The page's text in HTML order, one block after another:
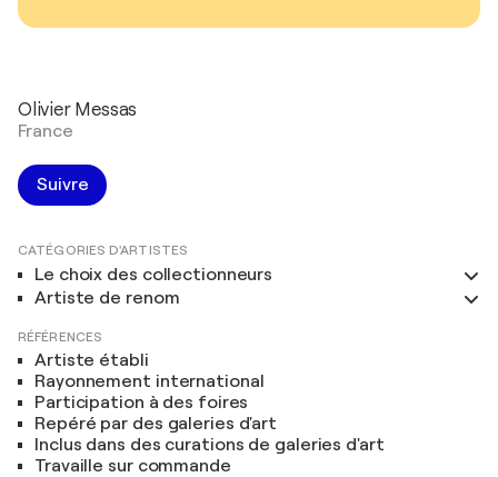
Olivier Messas
France
Suivre
CATÉGORIES D'ARTISTES
Le choix des collectionneurs
Artiste de renom
RÉFÉRENCES
Artiste établi
Rayonnement international
Participation à des foires
Repéré par des galeries d'art
Inclus dans des curations de galeries d'art
Travaille sur commande